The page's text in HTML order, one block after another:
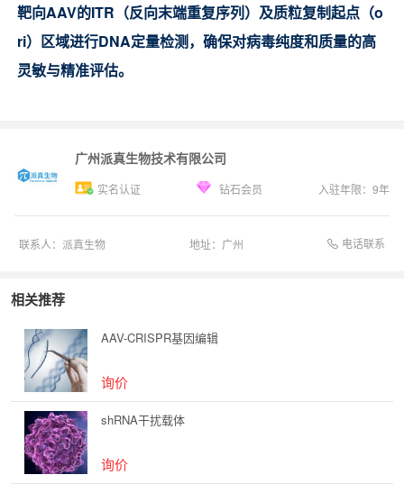
靶向AAV的ITR（反向末端重复序列）及质粒复制起点（o
ri）区域进行DNA定量检测，确保对病毒纯度和质量的高
灵敏与精准评估。
广州派真生物技术有限公司
实名认证 钻石会员 入驻年限： 9年
联系人： 派真生物 地址： 广州 电话联系
相关推荐
AAV-CRISPR基因编辑
询价
shRNA干扰载体
询价